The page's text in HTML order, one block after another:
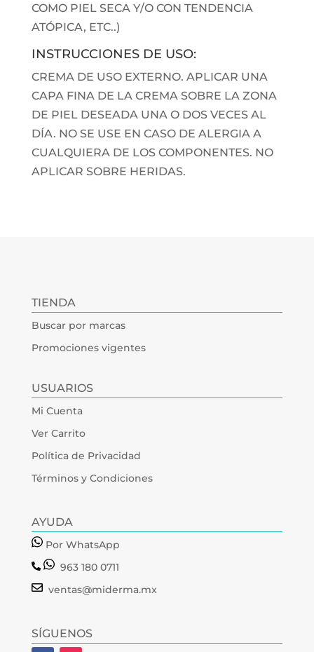
COMO PIEL SECA Y/O CON TENDENCIA
ATÓPICA, ETC..)
INSTRUCCIONES DE USO:
CREMA DE USO EXTERNO. APLICAR UNA
CAPA FINA DE LA CREMA SOBRE LA ZONA
DE PIEL DESEADA UNA O DOS VECES AL
DÍA. NO SE USE EN CASO DE ALERGIA A
CUALQUIERA DE LOS COMPONENTES. NO
APLICAR SOBRE HERIDAS.
TIENDA
Buscar por marcas
Promociones vigentes
USUARIOS
Mi Cuenta
Ver Carrito
Política de Privacidad
Términos y Condiciones
AYUDA
Por WhatsApp
963 180 0711
ventas@miderma.mx
SÍGUENOS